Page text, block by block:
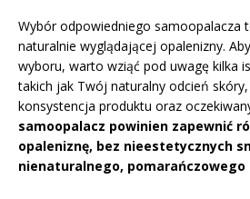
Wybór odpowiedniego samoopalacza
naturalnie wyglądającej opalenizny.
wyboru, warto wziąć pod uwagę kilka
takich jak Twój naturalny odcień
konsystencja produktu oraz
samoopalacz powinien zapewnić
opaleniznę, bez nieestetycznych
nienaturalnego, pomarańczowego